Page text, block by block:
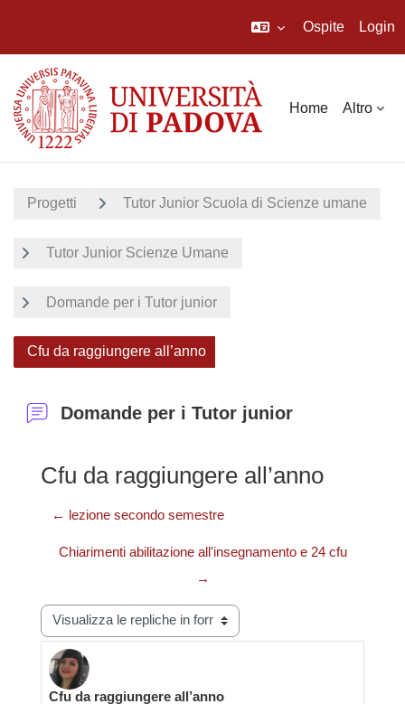
Ospite Login
Home Altro
Progetti Tutor Junior Scuola di Scienze umane
Tutor Junior Scienze Umane
Domande per i Tutor junior
Cfu da raggiungere all’anno
Domande per i Tutor junior
Cfu da raggiungere all’anno
← lezione secondo semestre
Chiarimenti abilitazione all'insegnamento e 24 cfu
→
Modalità visualizzazione
Cfu da raggiungere all’anno
Numero di risposte: 0